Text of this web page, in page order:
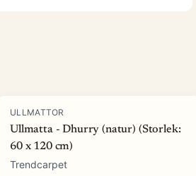
ULLMATTOR
Ullmatta - Dhurry (natur) (Storlek:
60 x 120 cm)
Trendcarpet